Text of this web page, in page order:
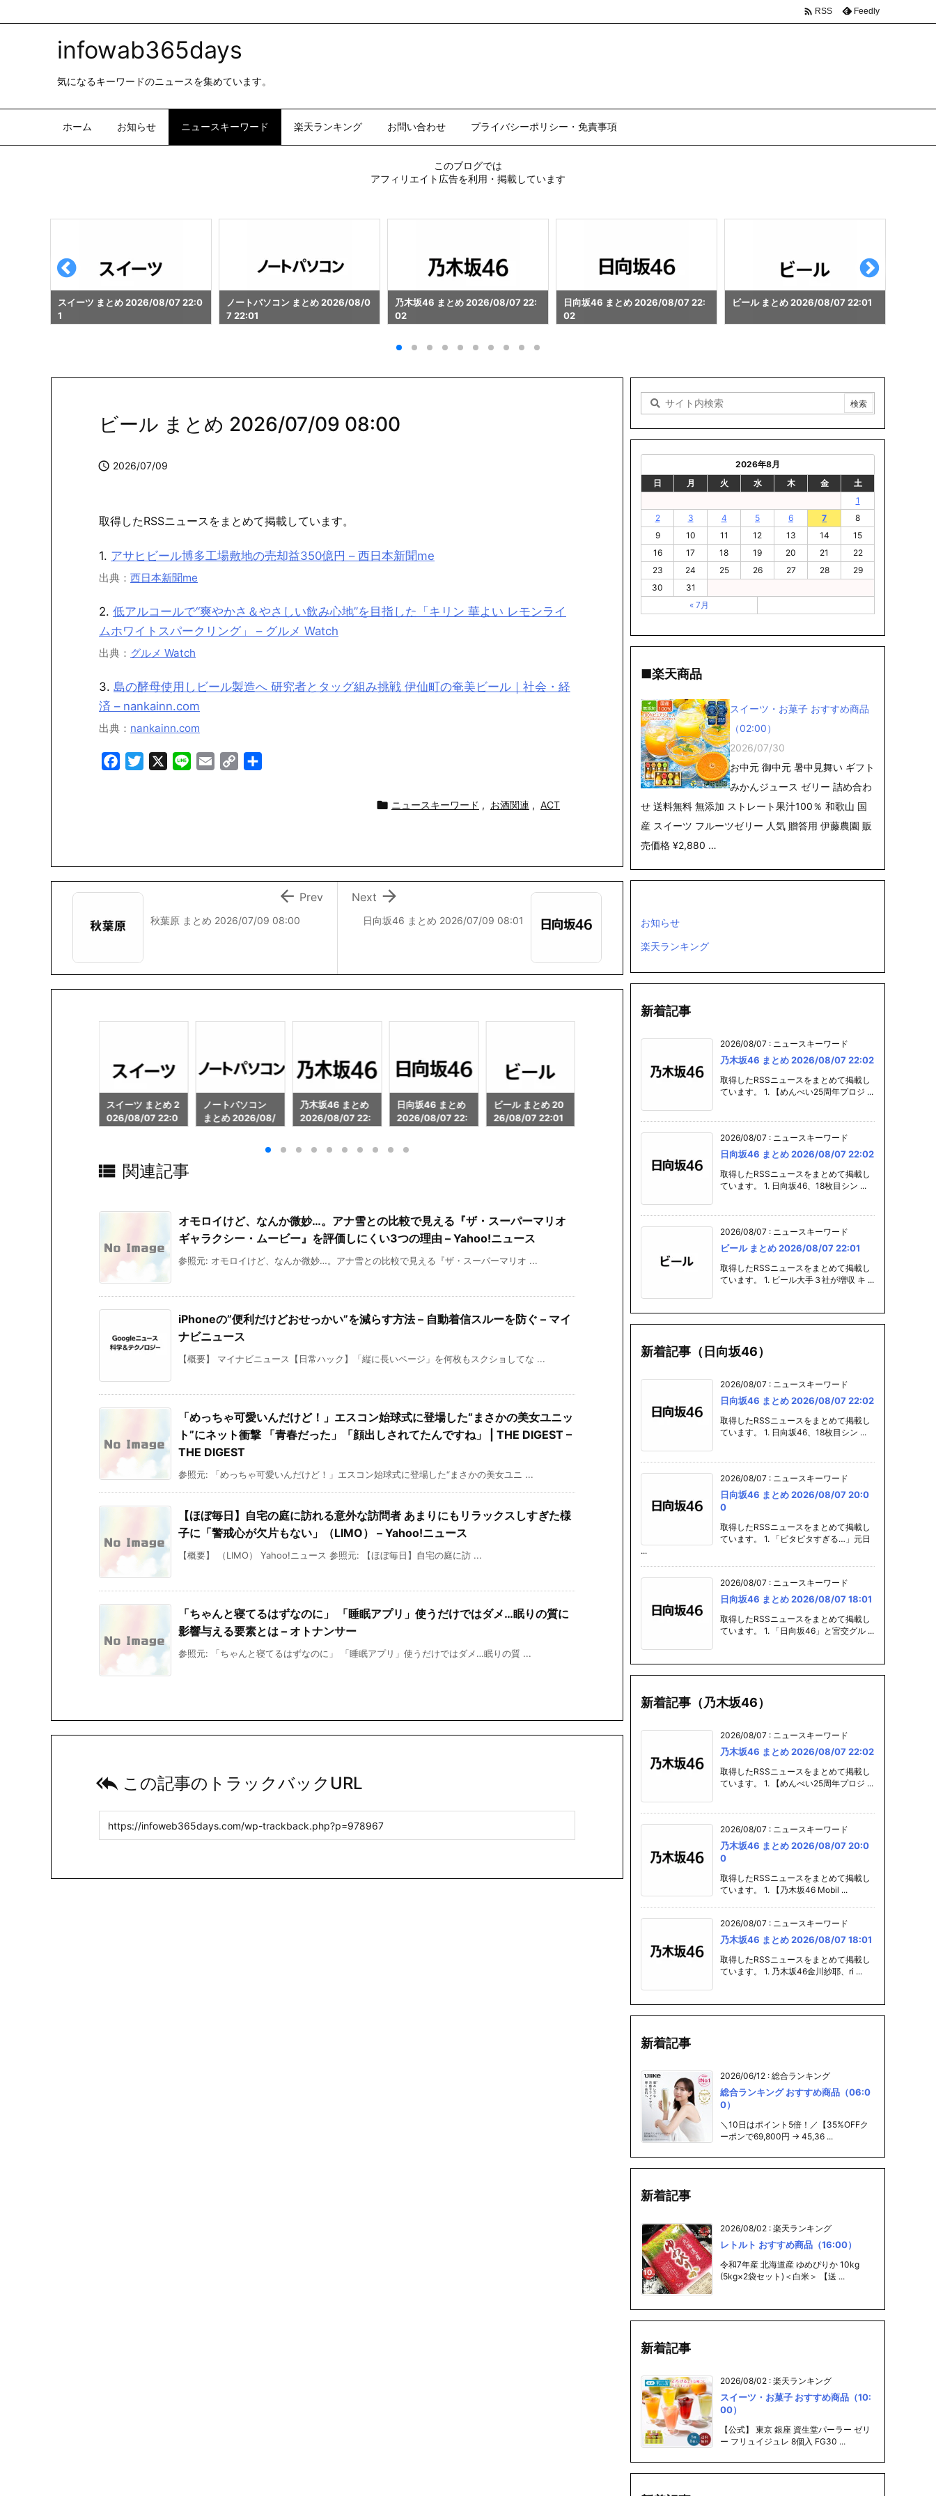
infowab365days
気になるキーワードのニュースを集めています。
ホーム お知らせ ニュースキーワード 楽天ランキング お問い合わせ プライバシーポリシー・免責事項
 RSS Feedly
このブログでは
アフィリエイト広告を利用・掲載しています
ノートパソコン まとめ 2026/08/0
7 22:01
乃木坂46 まとめ 2026/08/07 22:
02
日向坂46 まとめ 2026/08/07 22:
02
ビール まとめ 2026/08/07 22:01
ゲーミングパソコン まとめ 2026/0
ビール まとめ 2026/07/09 08:00
 2026/07/09
取得したRSSニュースをまとめて掲載しています。
1. アサヒビール博多工場敷地の売却益350億円 – 西日本新聞me
出典： 西日本新聞me
2. 低アルコールで“爽やかさ＆やさしい飲み心地”を目指した「キリン 華よい レモンライ
ムホワイトスパークリング」 – グルメ Watch
出典： グルメ Watch
3. 島の酵母使用しビール製造へ 研究者とタッグ組み挑戦 伊仙町の奄美ビール｜社会・経
済 – nankainn.com
出典： nankainn.com
o
r
n
 ニュースキーワード , お酒関連 , ACT
日向坂46 まとめ 2026/07/09 08:01

Next
秋葉原 まとめ 2026/07/09 08:00
 Prev
ノートパソコン
まとめ 2026/08/
乃木坂46 まとめ
2026/08/07 22:
日向坂46 まとめ
2026/08/07 22:
ビール まとめ 20
26/08/07 22:01
ゲーミングパソコ
ン まとめ 2026/0
2:01
 関連記事
オモロイけど、なんか微妙…。アナ雪との比較で見える『ザ・スーパーマリオ
ギャラクシー・ムービー』を評価しにくい3つの理由 – Yahoo!ニュース
参照元: オモロイけど、なんか微妙…。アナ雪との比較で見える『ザ・スーパーマリオ ...
iPhoneの”便利だけどおせっかい”を減らす方法 – 自動着信スルーを防ぐ – マイ
ナビニュース
【概要】 マイナビニュース【日常ハック】「縦に長いページ」を何枚もスクショしてな ...
「めっちゃ可愛いんだけど！」エスコン始球式に登場した“まさかの美女ユニッ
ト”にネット衝撃 「青春だった」「顔出しされてたんですね」 | THE DIGEST –
THE DIGEST
参照元: 「めっちゃ可愛いんだけど！」エスコン始球式に登場した“まさかの美女ユニ ...
【ほぼ毎日】自宅の庭に訪れる意外な訪問者 あまりにもリラックスしすぎた様
子に「警戒心が欠片もない」（LIMO） – Yahoo!ニュース
【概要】 （LIMO） Yahoo!ニュース 参照元: 【ほぼ毎日】自宅の庭に訪 ...
「ちゃんと寝てるはずなのに」 「睡眠アプリ」使うだけではダメ…眠りの質に
影響与える要素とは – オトナンサー
参照元: 「ちゃんと寝てるはずなのに」 「睡眠アプリ」使うだけではダメ…眠りの質 ...
 この記事のトラックバックURL
2026年8月
日
月 火 水 木 金
土
1
2
3 4 5 6 7
8
9
10 11 12 13 14
15
16
17 18 19 20 21
22
23
24 25 26 27 28
29
30
31
« 7月
■楽天商品
スイーツ・お菓子 おすすめ商品
（02:00）
2026/07/30
お中元 御中元 暑中見舞い ギフト
みかんジュース ゼリー 詰め合わ
せ 送料無料 無添加 ストレート果汁100％ 和歌山 国
産 スイーツ フルーツゼリー 人気 贈答用 伊藤農園 販
売価格 ¥2,880 …
お知らせ
楽天ランキング
新着記事
2026/08/07 : ニュースキーワード
乃木坂46 まとめ 2026/08/07 22:02
取得したRSSニュースをまとめて掲載し
ています。 1. 【めんべい25周年プロジ ...
2026/08/07 : ニュースキーワード
日向坂46 まとめ 2026/08/07 22:02
取得したRSSニュースをまとめて掲載し
ています。 1. 日向坂46、18枚目シン ...
2026/08/07 : ニュースキーワード
ビール まとめ 2026/08/07 22:01
取得したRSSニュースをまとめて掲載し
ています。 1. ビール大手３社が増収 キ ...
新着記事（日向坂46）
2026/08/07 : ニュースキーワード
日向坂46 まとめ 2026/08/07 22:02
取得したRSSニュースをまとめて掲載し
ています。 1. 日向坂46、18枚目シン ...
2026/08/07 : ニュースキーワード
日向坂46 まとめ 2026/08/07 20:0
0
取得したRSSニュースをまとめて掲載し
ています。 1. 「ピタピタすぎる…」元日
...
2026/08/07 : ニュースキーワード
日向坂46 まとめ 2026/08/07 18:01
取得したRSSニュースをまとめて掲載し
ています。 1. 「日向坂46」と宮交グル ...
新着記事（乃木坂46）
2026/08/07 : ニュースキーワード
乃木坂46 まとめ 2026/08/07 22:02
取得したRSSニュースをまとめて掲載し
ています。 1. 【めんべい25周年プロジ ...
2026/08/07 : ニュースキーワード
乃木坂46 まとめ 2026/08/07 20:0
0
取得したRSSニュースをまとめて掲載し
ています。 1. 【乃木坂46 Mobil ...
2026/08/07 : ニュースキーワード
乃木坂46 まとめ 2026/08/07 18:01
取得したRSSニュースをまとめて掲載し
ています。 1. 乃木坂46金川紗耶、ri ...
新着記事
2026/06/12 : 総合ランキング
総合ランキング おすすめ商品（06:0
0）
＼10日はポイント5倍！／【35%OFFク
ーポンで69,800円 → 45,36 ...
新着記事
2026/08/02 : 楽天ランキング
レトルト おすすめ商品（16:00）
令和7年産 北海道産 ゆめぴりか 10kg
(5kg×2袋セット)＜白米＞ 【送 ...
新着記事
2026/08/02 : 楽天ランキング
スイーツ・お菓子 おすすめ商品（10:
00）
【公式】 東京 銀座 資生堂パーラー ゼリ
ー フリュイジュレ 8個入 FG30 ...